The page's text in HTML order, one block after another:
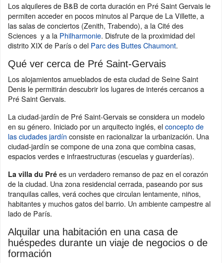
Los alquileres de B&B de corta duración en Pré Saint Gervais le
permiten acceder en pocos minutos al Parque de La Villette, a
las salas de conciertos (Zenith, Trabendo), a la Cité des
Sciences y a la Philharmonie. Disfrute de la proximidad del
distrito XIX de París o del Parc des Buttes Chaumont.
Qué ver cerca de Pré Saint-Gervais
Los alojamientos amueblados de esta ciudad de Seine Saint
Denis le permitirán descubrir los lugares de interés cercanos a
Pré Saint Gervais.
La ciudad-jardín de Pré Saint-Gervais se considera un modelo
en su género. Iniciado por un arquitecto inglés, elconcepto de
las ciudades jardín consiste en racionalizar la urbanización. Una
ciudad-jardín se compone de una zona que combina casas,
espacios verdes e infraestructuras (escuelas y guarderías).
La villa du Pré es un verdadero remanso de paz en el corazón
de la ciudad. Una zona residencial cerrada, paseando por sus
tranquilas calles, verá coches que circulan lentamente, niños,
habitantes y muchos gatos del barrio. Un ambiente campestre al
lado de París.
Alquilar una habitación en una casa de
huéspedes durante un viaje de negocios o de
formación